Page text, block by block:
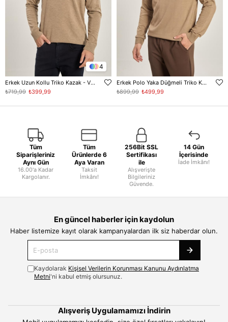
4
Erkek Uzun Kollu Triko Kazak - Vizon
₺399,99
₺719,99
Erkek Polo Yaka Düğmeli Triko Kazak - Vizon
₺499,99
₺899,99
Tüm
Siparişleriniz
Aynı Gün
16.00'a Kadar
Kargolanır.
Tüm
Ürünlerde 6
Aya Varan
Taksit
İmkânı!
256Bit SSL
Sertifikası
ile
Alışverişte
Bilgileriniz
Güvende.
14 Gün
İçerisinde
İade İmkânı!
En güncel haberler için kaydolun
Haber listemize kayıt olarak kampanyalardan ilk siz haberdar olun.
Kaydolarak Kişisel Verilerin Korunması Kanunu Aydınlatma
Metni'ni kabul etmiş olursunuz.
Alışveriş Uygulamamızı İndirin